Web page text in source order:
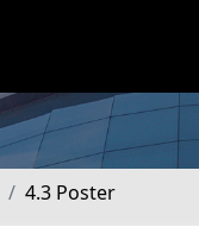
4.3 Poster